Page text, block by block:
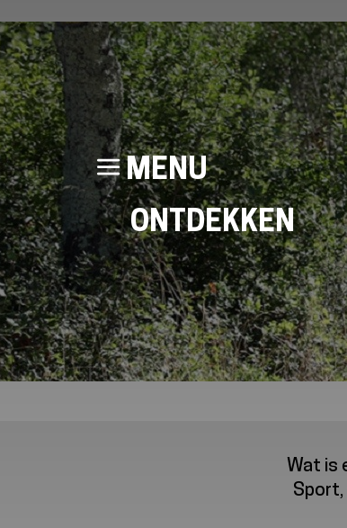
MENU
ONTDEKKEN
Wat is
Sport,